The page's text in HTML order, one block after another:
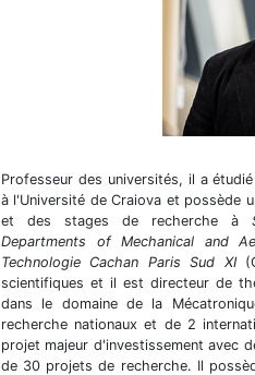
Professeur des universités, il a
à l'Université de Craiova et possède
et des stages de recherche à
Departments of Mechanical and
Technologie Cachan Paris Sud XI
scientifiques et il est directeur de
dans le domaine de la
recherche nationaux et de 2
projet majeur d'investissement avec
de 30 projets de recherche. Il